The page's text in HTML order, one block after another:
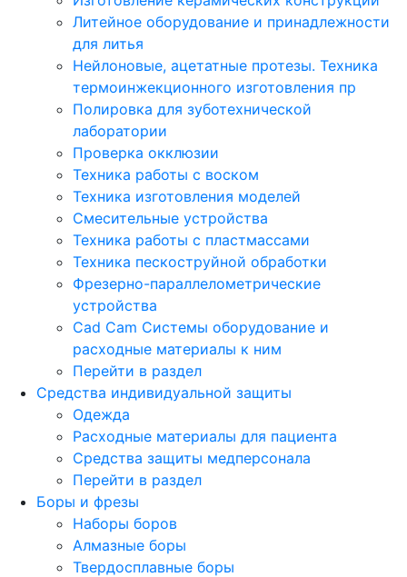
Литейное оборудование и принадлежности
для литья
Нейлоновые, ацетатные протезы. Техника
термоинжекционного изготовления пр
Полировка для зуботехнической
лаборатории
Проверка окклюзии
Техника работы с воском
Техника изготовления моделей
Смесительные устройства
Техника работы с пластмассами
Техника пескоструйной обработки
Фрезерно-параллелометрические
устройства
Cad Cam Системы оборудование и
расходные материалы к ним
Перейти в раздел
Средства индивидуальной защиты
Одежда
Расходные материалы для пациента
Средства защиты медперсонала
Перейти в раздел
Боры и фрезы
Наборы боров
Алмазные боры
Твердосплавные боры